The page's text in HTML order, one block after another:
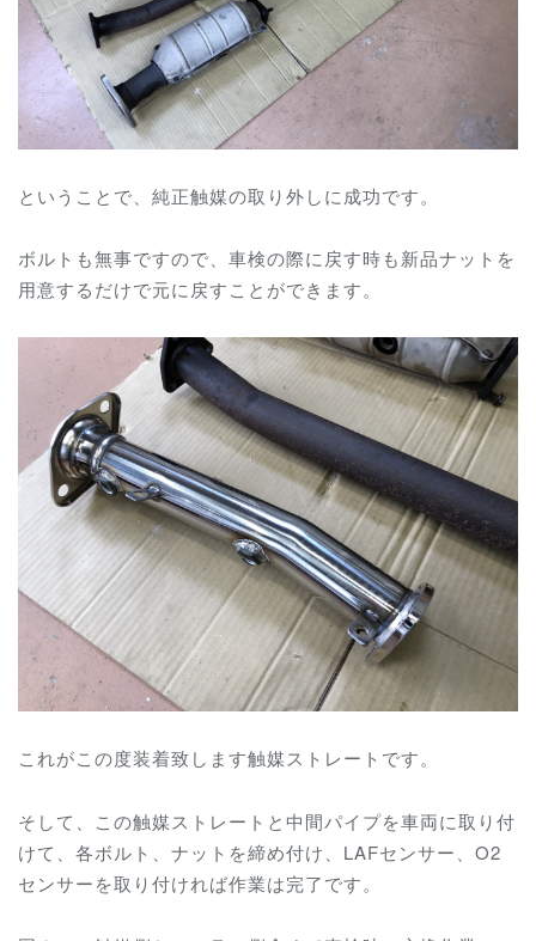
ということで、純正触媒の取り外しに成功です。
ボルトも無事ですので、車検の際に戻す時も新品ナットを
用意するだけで元に戻すことができます。
これがこの度装着致します触媒ストレートです。
そして、この触媒ストレートと中間パイプを車両に取り付
けて、各ボルト、ナットを締め付け、LAFセンサー、O2
センサーを取り付ければ作業は完了です。